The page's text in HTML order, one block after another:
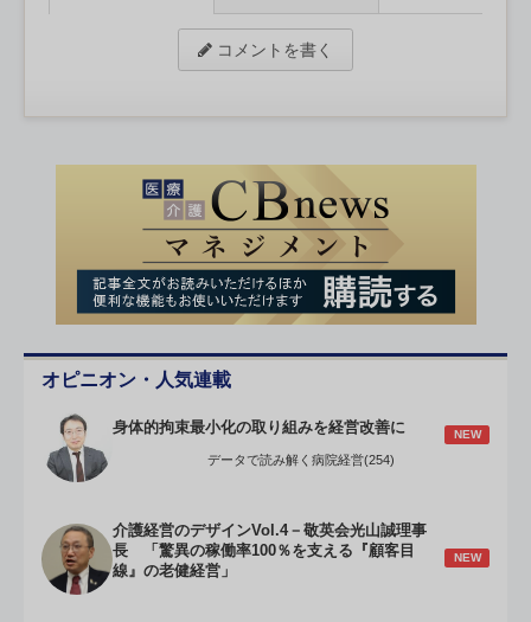
コメントを書く
オピニオン・人気連載
身体的拘束最小化の取り組みを経営改善に NEW
データで読み解く病院経営(254)
介護経営のデザインVol.4－敬英会光山誠理事
長 「驚異の稼働率100％を支える『顧客目
線』の老健経営」
NEW